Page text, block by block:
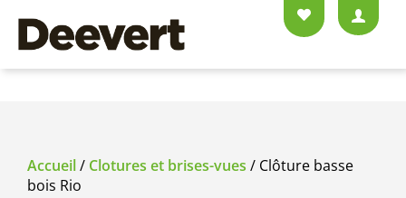
Accueil/ Clotures et brises-vues / Clôture basse
bois Rio